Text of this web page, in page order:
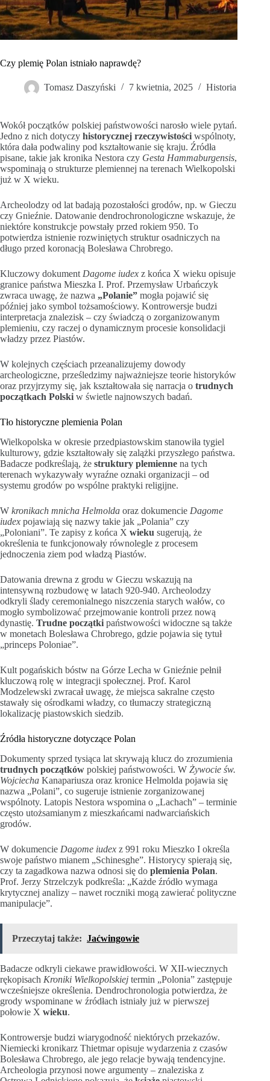
Czy plemię Polan istniało naprawdę?
Tomasz Daszyński 7 kwietnia, 2025 Historia
Wokół początków polskiej państwowości narosło wiele pytań.
Jedno z nich dotyczy historycznej rzeczywistości wspólnoty,
która dała podwaliny pod kształtowanie się kraju. Źródła
pisane, takie jak kronika Nestora czy Gesta Hammaburgensis,
wspominają o strukturze plemiennej na terenach Wielkopolski
już w X wieku.
Archeolodzy od lat badają pozostałości grodów, np. w Gieczu
czy Gnieźnie. Datowanie dendrochronologiczne wskazuje, że
niektóre konstrukcje powstały przed rokiem 950. To
potwierdza istnienie rozwiniętych struktur osadniczych na
długo przed koronacją Bolesława Chrobrego.
Kluczowy dokument Dagome iudex z końca X wieku opisuje
granice państwa Mieszka I. Prof. Przemysław Urbańczyk
zwraca uwagę, że nazwa „Polanie” mogła pojawić się
później jako symbol tożsamościowy. Kontrowersje budzi
interpretacja znalezisk – czy świadczą o zorganizowanym
plemieniu, czy raczej o dynamicznym procesie konsolidacji
władzy przez Piastów.
W kolejnych częściach przeanalizujemy dowody
archeologiczne, prześledzimy najważniejsze teorie historyków
oraz przyjrzymy się, jak kształtowała się narracja o trudnych
początkach Polski w świetle najnowszych badań.
Tło historyczne plemienia Polan
Wielkopolska w okresie przedpiastowskim stanowiła tygiel
kulturowy, gdzie kształtowały się zalążki przyszłego państwa.
Badacze podkreślają, że struktury plemienne na tych
terenach wykazywały wyraźne oznaki organizacji – od
systemu grodów po wspólne praktyki religijne.
W kronikach mnicha Helmolda oraz dokumencie Dagome
iudex pojawiają się nazwy takie jak „Polania” czy
„Poloniani”. Te zapisy z końca X wieku sugerują, że
określenia te funkcjonowały równolegle z procesem
jednoczenia ziem pod władzą Piastów.
Datowania drewna z grodu w Gieczu wskazują na
intensywną rozbudowę w latach 920-940. Archeolodzy
odkryli ślady ceremonialnego niszczenia starych wałów, co
mogło symbolizować przejmowanie kontroli przez nową
dynastię. Trudne początki państwowości widoczne są także
w monetach Bolesława Chrobrego, gdzie pojawia się tytuł
„princeps Poloniae”.
Kult pogańskich bóstw na Górze Lecha w Gnieźnie pełnił
kluczową rolę w integracji społecznej. Prof. Karol
Modzelewski zwracał uwagę, że miejsca sakralne często
stawały się ośrodkami władzy, co tłumaczy strategiczną
lokalizację piastowskich siedzib.
Źródła historyczne dotyczące Polan
Dokumenty sprzed tysiąca lat skrywają klucz do zrozumienia
trudnych początków polskiej państwowości. W Żywocie św.
Wojciecha Kanapariusza oraz kronice Helmolda pojawia się
nazwa „Polani”, co sugeruje istnienie zorganizowanej
wspólnoty. Latopis Nestora wspomina o „Lachach” – terminie
często utożsamianym z mieszkańcami nadwarciańskich
grodów.
W dokumencie Dagome iudex z 991 roku Mieszko I określa
swoje państwo mianem „Schinesghe”. Historycy spierają się,
czy ta zagadkowa nazwa odnosi się do plemienia Polan.
Prof. Jerzy Strzelczyk podkreśla: „Każde źródło wymaga
krytycznej analizy – nawet roczniki mogą zawierać polityczne
manipulacje”.
Przeczytaj także: Jaćwingowie
Badacze odkryli ciekawe prawidłowości. W XII-wiecznych
rękopisach Kroniki Wielkopolskiej termin „Polonia” zastępuje
wcześniejsze określenia. Dendrochronologia potwierdza, że
grody wspominane w źródłach istniały już w pierwszej
połowie X wieku.
Kontrowersje budzi wiarygodność niektórych przekazów.
Niemiecki kronikarz Thietmar opisuje wydarzenia z czasów
Bolesława Chrobrego, ale jego relacje bywają tendencyjne.
Archeologia przynosi nowe argumenty – znaleziska z